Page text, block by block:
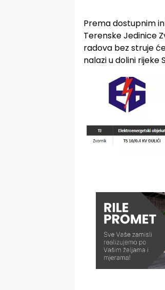
Prema dostupnim
Terenske Jedinice
radova bez struje
nalazi u dolini rijeke